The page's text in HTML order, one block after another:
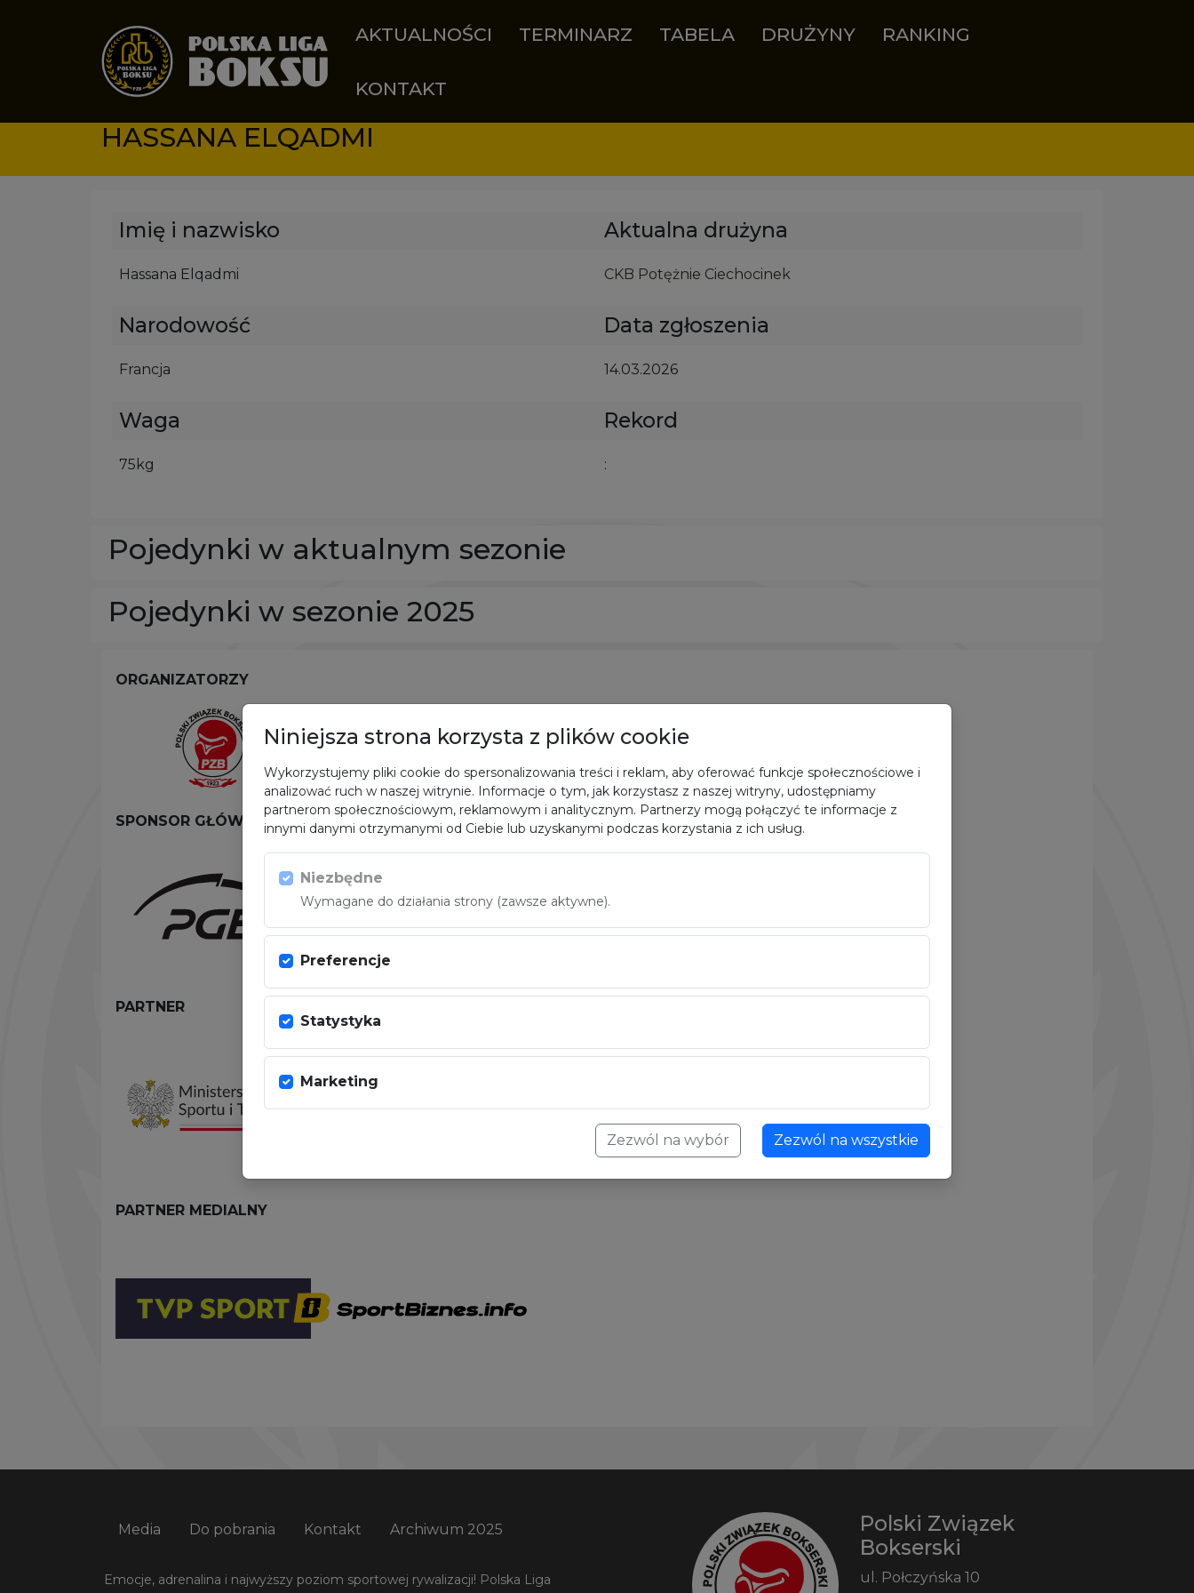
AKTUALNOŚCI TERMINARZ TABELA DRUŻYNY RANKING
KONTAKT
HASSANA ELQADMI
Imię i nazwisko
Hassana Elqadmi
Narodowość
Francja
Waga
75kg
Aktualna drużyna
CKB Potężnie Ciechocinek
Data zgłoszenia
14.03.2026
Rekord
:
Pojedynki w aktualnym sezonie
Pojedynki w sezonie 2025
ORGANIZATORZY
SPONSOR GŁÓWNY
PARTNER
PARTNER MEDIALNY
Media Do pobrania Kontakt Archiwum 2025
Emocje, adrenalina i najwyższy poziom sportowej rywalizacji! Polska Liga
Polski Związek
Bokserski
ul. Połczyńska 10
Niniejsza strona korzysta z plików cookie
Wykorzystujemy pliki cookie do spersonalizowania treści i reklam, aby oferować funkcje społecznościowe i
analizować ruch w naszej witrynie. Informacje o tym, jak korzystasz z naszej witryny, udostępniamy
partnerom społecznościowym, reklamowym i analitycznym. Partnerzy mogą połączyć te informacje z
innymi danymi otrzymanymi od Ciebie lub uzyskanymi podczas korzystania z ich usług.
Niezbędne
Wymagane do działania strony (zawsze aktywne).
Preferencje
Statystyka
Marketing
Zezwól na wybór Zezwól na wszystkie